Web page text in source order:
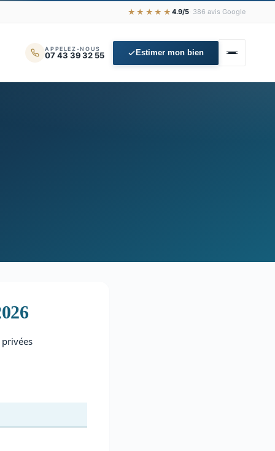
★★★★★ 4.9/5· 386 avis Google
APPELEZ-NOUS
07 43 39 32 55 Estimer mon bien